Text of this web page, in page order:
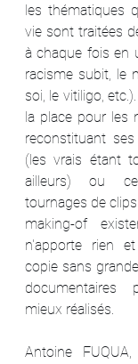
les thématiques
vie sont traitées
à chaque fois en
racisme subit, le
soi, le vitiligo,
la place pour les
reconstituant
(les vrais étant
ailleurs) ou
tournages de
making-of
n'apporte rien
copie sans
mieux réalisés.
Antoine